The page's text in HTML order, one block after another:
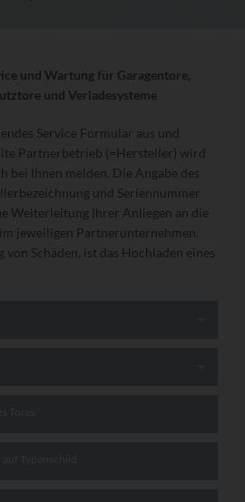
und Wartung für Garagentore,
und Verladesysteme
Service Formular aus und
Partnerbetrieb (=Hersteller) wird
bei Ihnen melden. Die Angabe des
und Seriennummer
Weiterleitung Ihrer Anliegen an die
jeweiligen Partnerunternehmen.
Schäden, ist das Hochladen eines